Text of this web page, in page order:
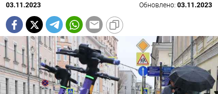
03.11.2023 Обновлено: 03.11.2023